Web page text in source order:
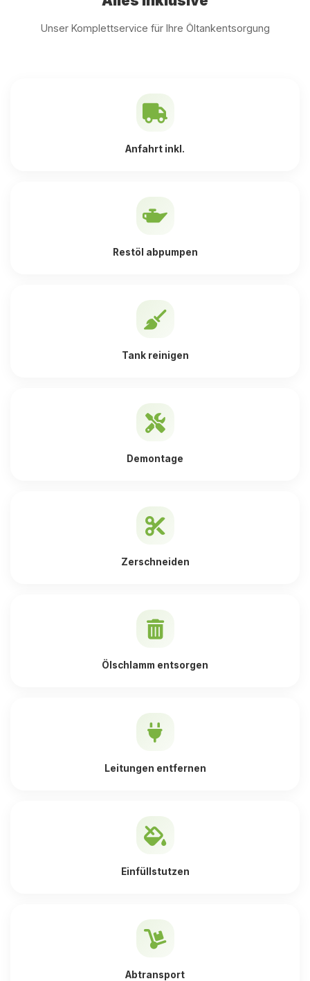
Unser Komplettservice für Ihre Öltankentsorgung
Anfahrt inkl.
Restöl abpumpen
Tank reinigen
Demontage
Zerschneiden
Ölschlamm entsorgen
Leitungen entfernen
Einfüllstutzen
Abtransport